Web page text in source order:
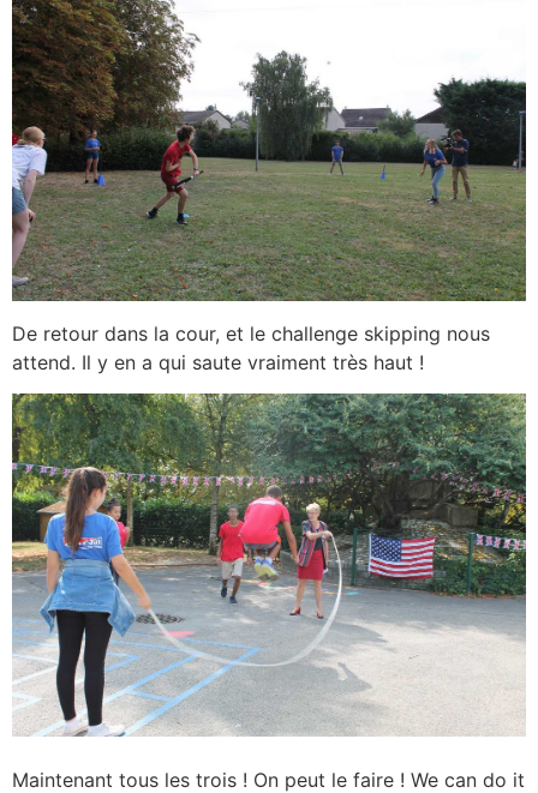
De retour dans la cour, et le challenge skipping nous
attend. Il y en a qui saute vraiment très haut !
Maintenant tous les trois ! On peut le faire ! We can do it